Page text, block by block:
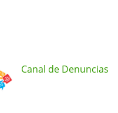
Canal de Denuncias